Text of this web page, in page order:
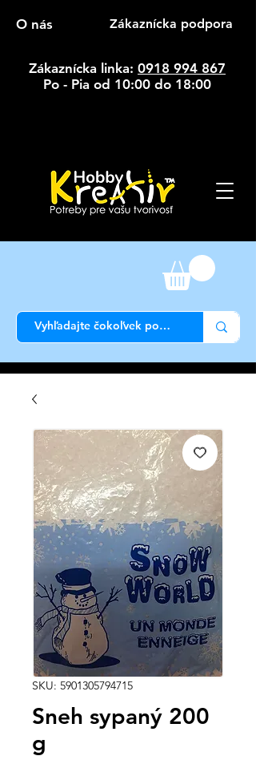
O nás Zákaznícka podpora
Zákaznícka linka: 0918 994 867
Po - Pia od 10:00 do 18:00
SKU: 5901305794715
Sneh sypaný 200
g